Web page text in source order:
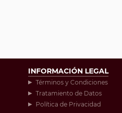
INFORMACIÓN LEGAL
Términos y Condiciones
Tratamiento de Datos
Política de Privacidad